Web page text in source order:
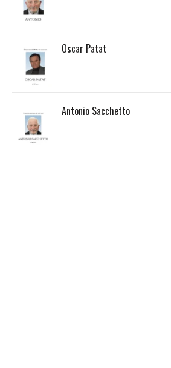
Oscar Patat
Antonio Sacchetto